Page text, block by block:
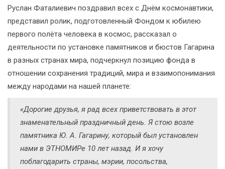
Руслан Фаталиевич поздравил всех с Днём космонавтики,
представил ролик, подготовленный Фондом к юбилею
первого полёта человека в космос, рассказал о
деятельности по установке памятников и бюстов Гагарина
в разных странах мира, подчеркнул позицию фонда в
отношении сохранения традиций, мира и взаимопонимания
между народами на нашей планете:
«Дорогие друзья, я рад всех приветствовать в этот
знаменательный праздничный день. Я стою возле
памятника Ю. А. Гагарину, который был установлен
нами в ЭТНОМИРе 10 лет назад. И я хочу
поблагодарить страны, мэрии, посольства,